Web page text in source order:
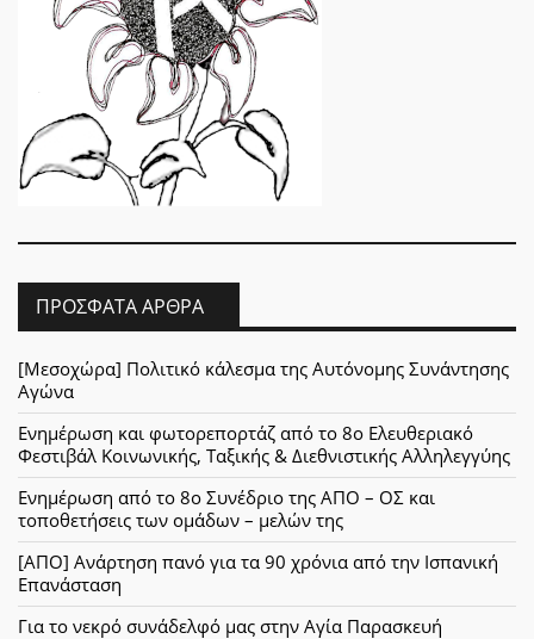
ΠΡΌΣΦΑΤΑ ΆΡΘΡΑ
[Μεσοχώρα] Πολιτικό κάλεσμα της Αυτόνομης Συνάντησης
Αγώνα
Ενημέρωση και φωτορεπορτάζ από το 8ο Ελευθεριακό
Φεστιβάλ Κοινωνικής, Ταξικής & Διεθνιστικής Αλληλεγγύης
Ενημέρωση από το 8ο Συνέδριο της ΑΠΟ – ΟΣ και
τοποθετήσεις των ομάδων – μελών της
[ΑΠΟ] Ανάρτηση πανό για τα 90 χρόνια από την Ισπανική
Επανάσταση
Για το νεκρό συνάδελφό μας στην Αγία Παρασκευή